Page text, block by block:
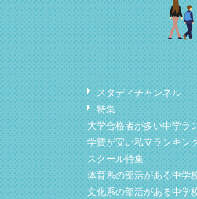
スタディチャンネル
特集
大学合格者が多い中学ラ
学費が安い私立ランキン
スクール特集
体育系の部活がある中学
文化系の部活がある中学